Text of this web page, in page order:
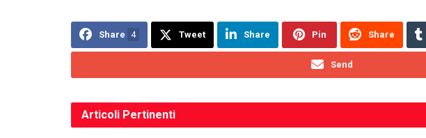
Share 4 Tweet Share Pin Share
Send
Articoli Pertinenti